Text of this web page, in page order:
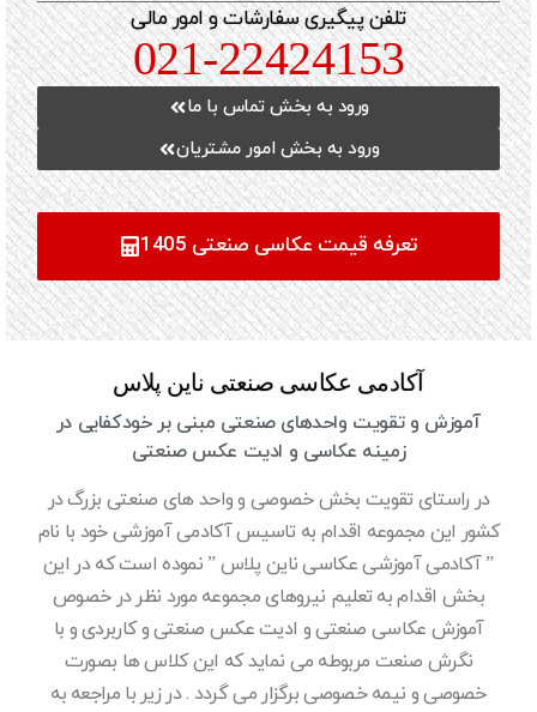
تلفن پیگیری سفارشات و امور مالی
021-22424153
ورود به بخش تماس با ما
ورود به بخش امور مشتریان
تعرفه قیمت عکاسی صنعتی 1405
آکادمی عکاسی صنعتی ناین پلاس
آموزش و تقویت واحدهای صنعتی مبنی بر خودکفایی در
زمینه عکاسی و ادیت عکس صنعتی
در راستای تقویت بخش خصوصی و واحد های صنعتی بزرگ در
کشور این مجموعه اقدام به تاسیس آکادمی آموزشی خود با نام
” آکادمی آموزشی عکاسی ناین پلاس ” نموده است که در این
بخش اقدام به تعلیم نیروهای مجموعه مورد نظر در خصوص
آموزش عکاسی صنعتی و ادیت عکس صنعتی و کاربردی و با
نگرش صنعت مربوطه می نماید که این کلاس ها بصورت
خصوصی و نیمه خصوصی برگزار می گردد . در زیر با مراجعه به